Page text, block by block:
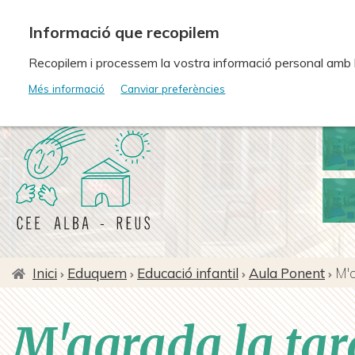
Fil
d'ariadna
Inici Eduquem Educació infantil Aula Ponent
Recopilem i processem la vostra informació personal
Més informació Canviar preferències